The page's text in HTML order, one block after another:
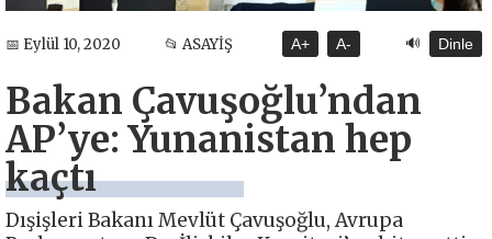
📅 Eylül 10, 2020 📂 ASAYİŞ A+ A- 🔊 Dinle
Bakan Çavuşoğlu’ndan
AP’ye: Yunanistan hep
kaçtı
Dışişleri Bakanı Mevlüt Çavuşoğlu, Avrupa